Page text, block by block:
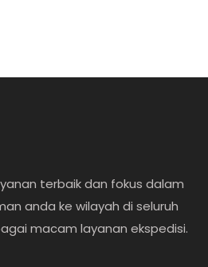
terbaik dan fokus dalam
anda ke wilayah di seluruh
macam layanan ekspedisi.